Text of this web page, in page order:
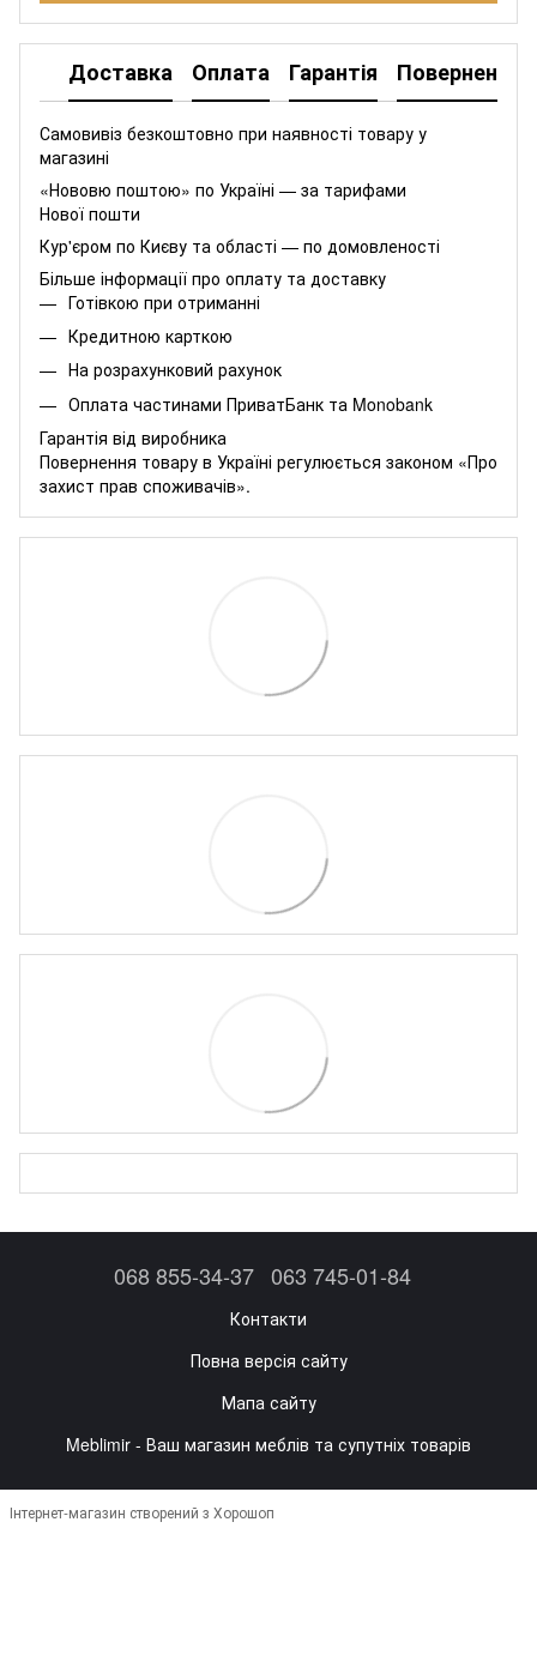
Доставка Оплата Гарантія Повернення
Самовивіз безкоштовно при наявності товару у
магазині
«Нововю поштою» по Україні — за тарифами
Нової пошти
Кур'єром по Києву та області — по домовленості
Більше інформації про оплату та доставку
Готівкою при отриманні
Кредитною карткою
На розрахунковий рахунок
Оплата частинами ПриватБанк та Monobank
Гарантія від виробника
Повернення товару в Україні регулюється законом «Про
захист прав споживачів».
068 855-34-37 063 745-01-84
Контакти
Повна версія сайту
Мапа сайту
Meblimir - Ваш магазин меблів та супутніх товарів
Інтернет-магазин створений з Хорошоп